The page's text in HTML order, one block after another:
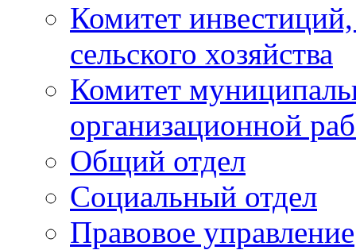
Комитет
сельского хозяйства
Комитет
организационной
Общий отдел
Социальный отдел
Правовое управление